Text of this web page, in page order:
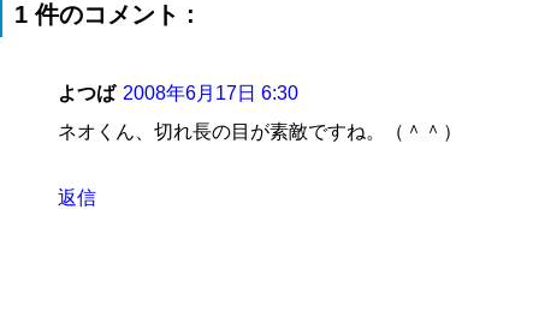
1 件のコメント :
よつば 2008年6月17日 6:30
ネオくん、切れ長の目が素敵ですね。（＾＾）
返信